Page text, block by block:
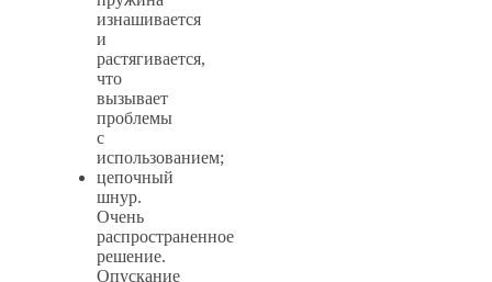
изнашивается
и
растягивается,
что
вызывает
проблемы
с
использованием;
цепочный
шнур.
Очень
распространенное
решение.
Опускание